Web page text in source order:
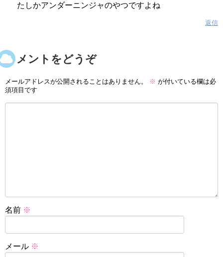
たしかアンダーニンジャのやつですよね
返信
コメントをどうぞ
メールアドレスが公開されることはありません。 ※ が付いている欄は必
須項目です
名前 ※
メール ※